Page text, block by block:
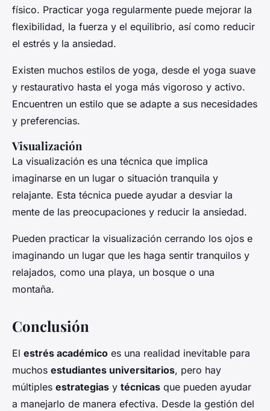
físico. Practicar yoga regularmente puede mejorar la
flexibilidad, la fuerza y el equilibrio, así como reducir
el estrés y la ansiedad.
Existen muchos estilos de yoga, desde el yoga suave
y restaurativo hasta el yoga más vigoroso y activo.
Encuentren un estilo que se adapte a sus necesidades
y preferencias.
Visualización
La visualización es una técnica que implica
imaginarse en un lugar o situación tranquila y
relajante. Esta técnica puede ayudar a desviar la
mente de las preocupaciones y reducir la ansiedad.
Pueden practicar la visualización cerrando los ojos e
imaginando un lugar que les haga sentir tranquilos y
relajados, como una playa, un bosque o una
montaña.
Conclusión
El estrés académico es una realidad inevitable para
muchos estudiantes universitarios, pero hay
múltiples estrategias y técnicas que pueden ayudar
a manejarlo de manera efectiva. Desde la gestión del